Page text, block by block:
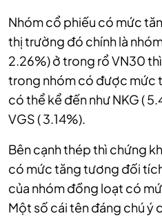
Nhóm cổ phiếu có mức
thị trường đó chính là
2.26%) ở trong rổ VN30
trong nhóm có được mức
có thể kể đến như NKG (
VGS ( 3.14%).
Bên cạnh thép thì chứng
có mức tăng tương đối
của nhóm đồng loạt có
Một số cái tên đáng chú ý